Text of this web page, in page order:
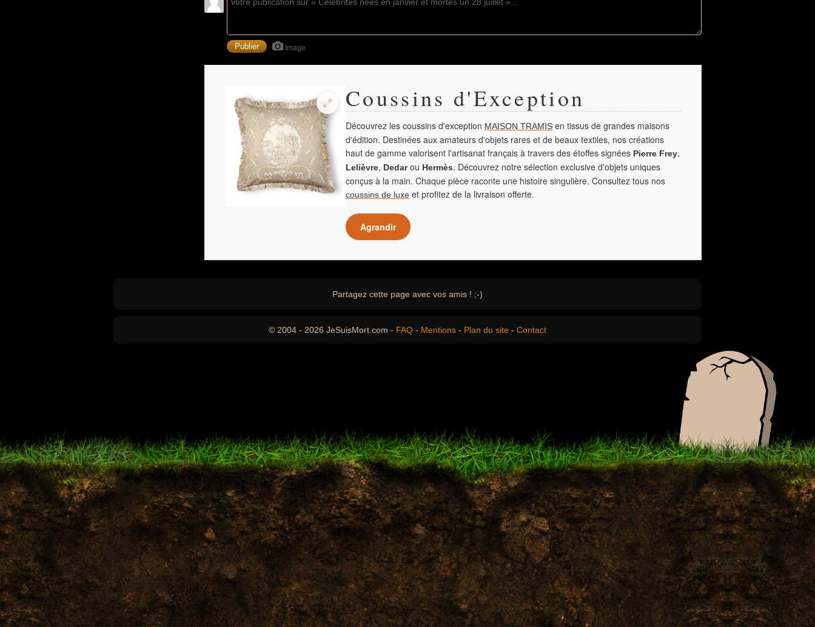
Image
Coussins d'Exception
Découvrez les coussins d'exception MAISON TRAMIS en tissus de grandes maisons
d'édition. Destinées aux amateurs d'objets rares et de beaux textiles, nos créations
haut de gamme valorisent l'artisanat français à travers des étoffes signées Pierre Frey,
Lelièvre, Dedarou Hermès. Découvrez notre sélection exclusive d'objets uniques
conçus à la main. Chaque pièce raconte une histoire singulière. Consultez tous nos
coussins de luxe et profitez de la livraison offerte.
Agrandir
Partagez cette page avec vos amis ! ;-)
© 2004 - 2026 JeSuisMort.com - FAQ - Mentions - Plan du site - Contact